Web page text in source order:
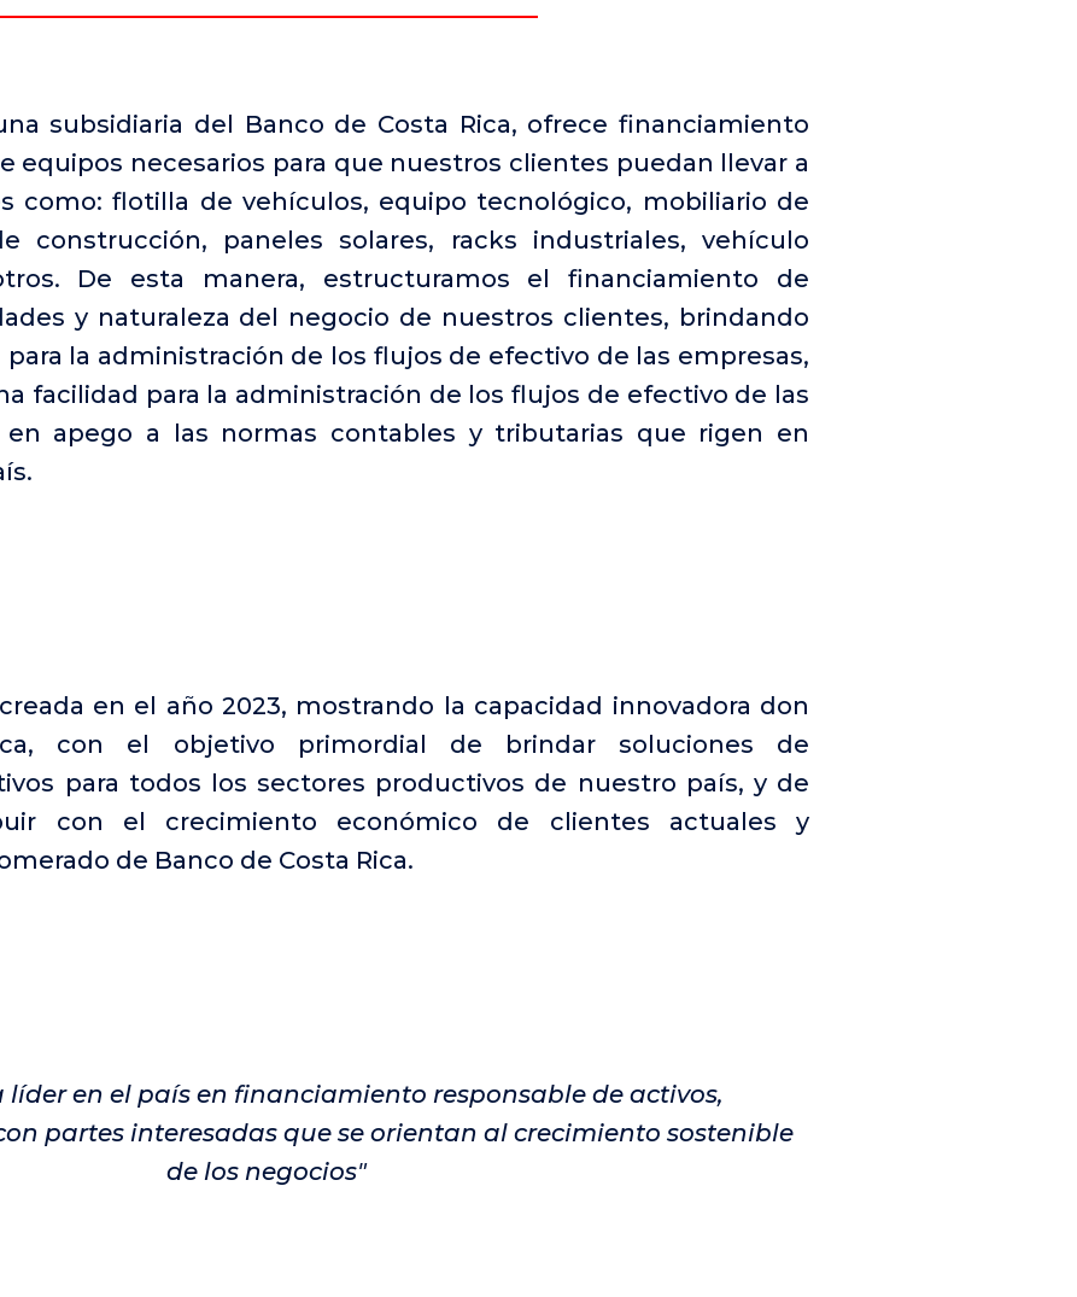
subsidiaria del Banco de Costa Rica, ofrece financiamiento
equipos necesarios para que nuestros clientes puedan llevar a
como: flotilla de vehículos, equipo tecnológico, mobiliario de
construcción, paneles solares, racks industriales, vehículo
De esta manera, estructuramos el financiamiento de
y naturaleza del negocio de nuestros clientes, brindando
la administración de los flujos de efectivo de las empresas,
facilidad para la administración de los flujos de efectivo de las
apego a las normas contables y tributarias que rigen en
en el año 2023, mostrando la capacidad innovadora don
con el objetivo primordial de brindar soluciones de
para todos los sectores productivos de nuestro país, y de
con el crecimiento económico de clientes actuales y
de Banco de Costa Rica.
líder en el país en financiamiento responsable de activos,
partes interesadas que se orientan al crecimiento sostenible
de los negocios"